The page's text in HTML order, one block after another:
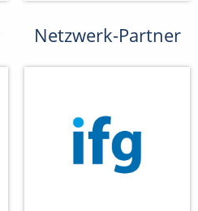
Netzwerk-Partner